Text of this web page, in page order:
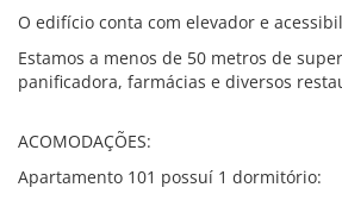
O edifício conta com elevador e
Estamos a menos de 50 metros de
panificadora, farmácias e diversos
ACOMODAÇÕES:
Apartamento 101 possuí 1 dormitório: